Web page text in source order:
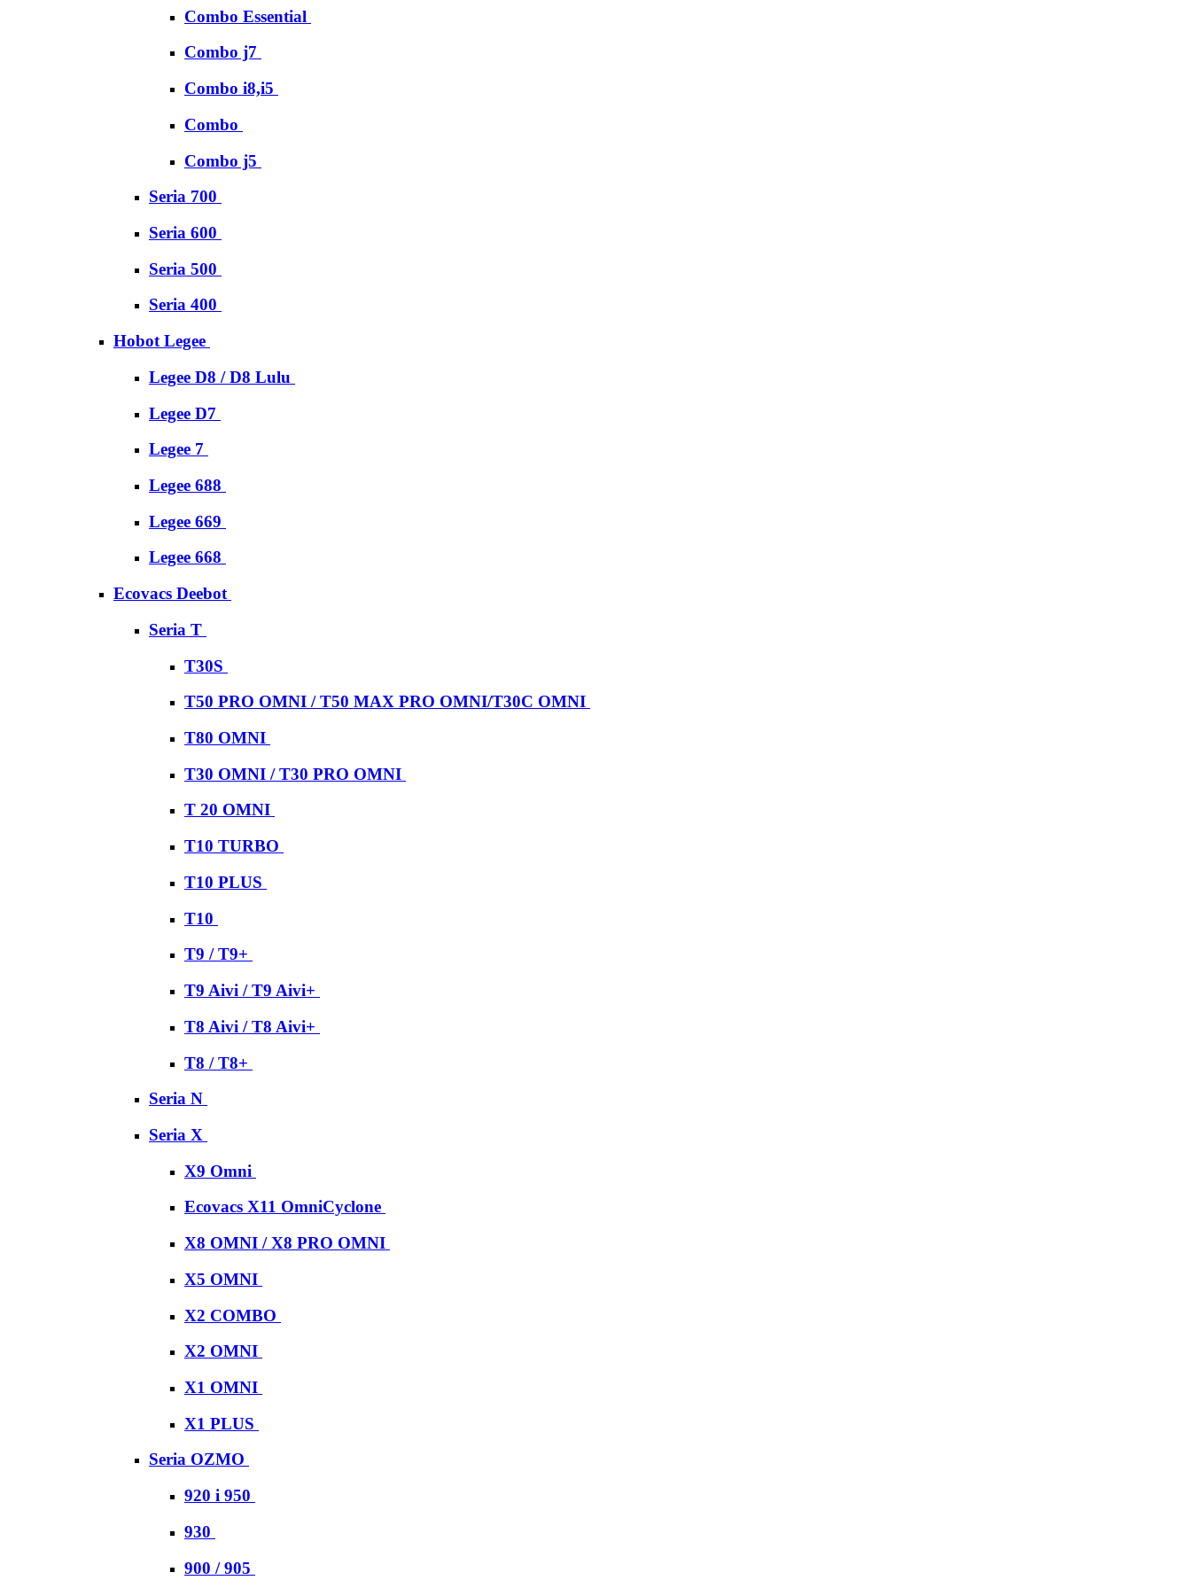
Combo Essential
Combo j7
Combo i8,i5
Combo
Combo j5
Seria 700
Seria 600
Seria 500
Seria 400
Hobot Legee
Legee D8 / D8 Lulu
Legee D7
Legee 7
Legee 688
Legee 669
Legee 668
Ecovacs Deebot
Seria T
T30S
T50 PRO OMNI / T50 MAX PRO OMNI/T30C OMNI
T80 OMNI
T30 OMNI / T30 PRO OMNI
T 20 OMNI
T10 TURBO
T10 PLUS
T10
T9 / T9+
T9 Aivi / T9 Aivi+
T8 Aivi / T8 Aivi+
T8 / T8+
Seria N
Seria X
X9 Omni
Ecovacs X11 OmniCyclone
X8 OMNI / X8 PRO OMNI
X5 OMNI
X2 COMBO
X2 OMNI
X1 OMNI
X1 PLUS
Seria OZMO
920 i 950
930
900 / 905